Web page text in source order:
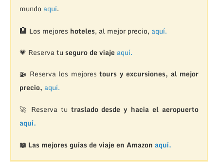
mundo aquí.
🏨 Los mejores hoteles, al mejor precio, aquí.
💗 Reserva tu seguro de viaje aquí.
🚁 Reserva los mejorestours y excursiones, al mejor
precio, aquí.
🚀 Reserva tu traslado desde y hacia el aeropuerto
aquí.
📖 Las mejores guías de viaje en Amazon aquí.